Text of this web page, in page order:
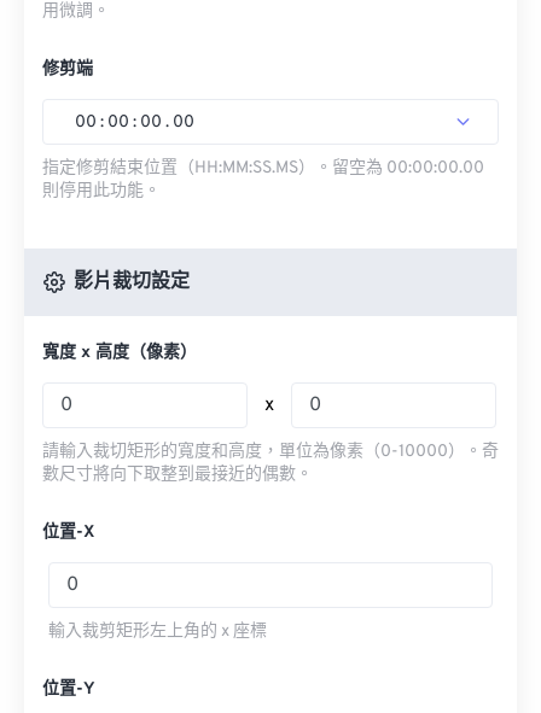
用微調。
修剪端
00 : 00 : 00 . 00
指定修剪結束位置（HH:MM:SS.MS）。留空為 00:00:00.00
則停用此功能。
影片裁切設定
寬度 x 高度（像素）
x
請輸入裁切矩形的寬度和高度，單位為像素（0-10000）。奇
數尺寸將向下取整到最接近的偶數。
位置-X
輸入裁剪矩形左上角的 x 座標
位置-Y